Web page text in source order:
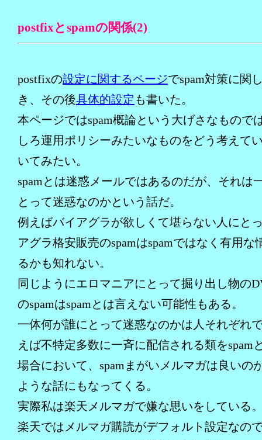
postfixとspamの関係(2)
postfixの設定に関するページでspam対策に関
き、その後具体的設定 も書いた。
本ページではspam概論という大げさなもので
しろ運用ポリシーみたいなものをどう考えて
いてみたい。
spamとは迷惑メールではあるのだが、それは
とって迷惑なのかという話だ。
例えばバイアグラが欲しくて堪らない人にと
アグラ格安販売のspamはspamではなく有用な
るかも知れない。
同じようにエロマニアにとって掘り出し物の
のspamはspamとは言えない可能性もある。
一体何が誰にとって迷惑なのかは人それぞれ
えば不特定多数に一斉に配信される類をspam
場合において、spamまがいメルマガは良いの
ような話にもなってくる。
実際私は楽天メルマガで嫌な思いをしている
楽天ではメルマガ購読がデフォルト設定なの